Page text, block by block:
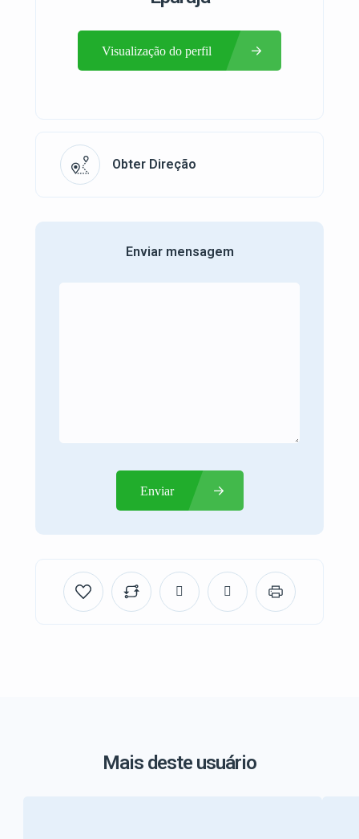
Visualização do perfil
Obter Direção
Enviar mensagem
Enviar
Mais deste usuário